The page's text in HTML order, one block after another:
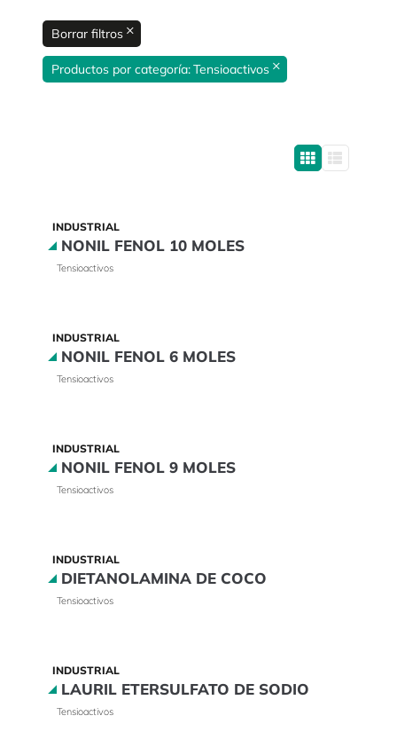
Borrar filtros ×
Productos por categoría:Tensioactivos ×
INDUSTRIAL
NONIL FENOL 10 MOLES
Tensioactivos
INDUSTRIAL
NONIL FENOL 6 MOLES
Tensioactivos
INDUSTRIAL
NONIL FENOL 9 MOLES
Tensioactivos
INDUSTRIAL
DIETANOLAMINA DE COCO
Tensioactivos
INDUSTRIAL
LAURIL ETERSULFATO DE SODIO
Tensioactivos